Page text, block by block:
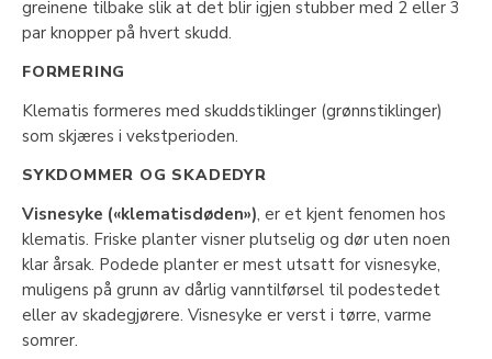
greinene tilbake slik at det blir igjen stubber med 2 eller 3
par knopper på hvert skudd.
FORMERING
Klematis formeres med skuddstiklinger (grønnstiklinger)
som skjæres i vekstperioden.
SYKDOMMER OG SKADEDYR
Visnesyke («klematisdøden»), er et kjent fenomen hos
klematis. Friske planter visner plutselig og dør uten noen
klar årsak. Podede planter er mest utsatt for visnesyke,
muligens på grunn av dårlig vanntilførsel til podestedet
eller av skadegjørere. Visnesyke er verst i tørre, varme
somrer.